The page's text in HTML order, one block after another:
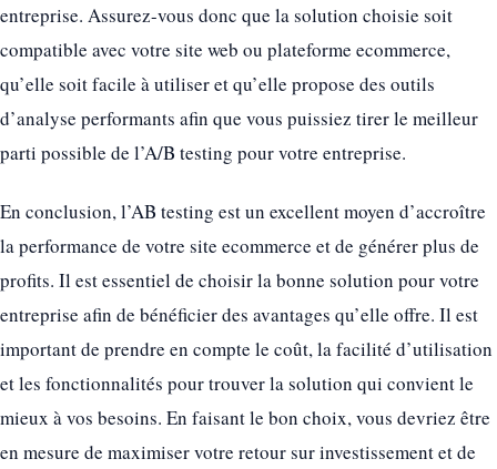
entreprise. Assurez-vous donc que la solution choisie soit
compatible avec votre site web ou plateforme ecommerce,
qu’elle soit facile à utiliser et qu’elle propose des outils
d’analyse performants afin que vous puissiez tirer le meilleur
parti possible de l’A/B testing pour votre entreprise.
En conclusion, l’AB testing est un excellent moyen d’accroître
la performance de votre site ecommerce et de générer plus de
profits. Il est essentiel de choisir la bonne solution pour votre
entreprise afin de bénéficier des avantages qu’elle offre. Il est
important de prendre en compte le coût, la facilité d’utilisation
et les fonctionnalités pour trouver la solution qui convient le
mieux à vos besoins. En faisant le bon choix, vous devriez être
en mesure de maximiser votre retour sur investissement et de